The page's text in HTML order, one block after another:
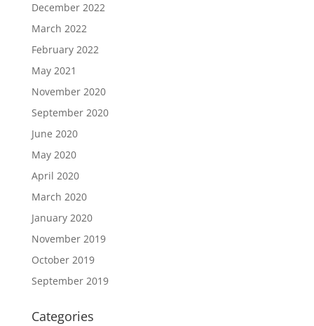
December 2022
March 2022
February 2022
May 2021
November 2020
September 2020
June 2020
May 2020
April 2020
March 2020
January 2020
November 2019
October 2019
September 2019
Categories